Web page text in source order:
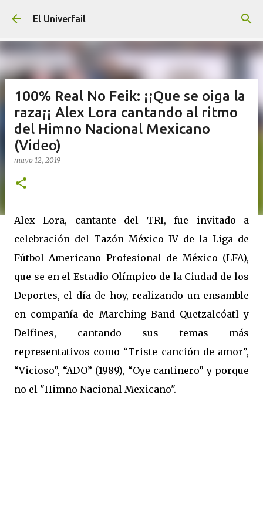
Ir al contenido principal
El Univerfail
100% Real No Feik: ¡¡Que se oiga la
raza¡¡ Alex Lora cantando al ritmo
del Himno Nacional Mexicano
(Video)
mayo 12, 2019
Alex Lora, cantante del TRI, fue invitado a
celebración del Tazón México IV de la Liga de
Fútbol Americano Profesional de México (LFA),
que se en el Estadio Olímpico de la Ciudad de los
Deportes, el día de hoy, realizando un ensamble
en compañía de Marching Band Quetzalcóatl y
Delfines, cantando sus temas más
representativos como “Triste canción de amor”,
“Vicioso”, “ADO” (1989), “Oye cantinero” y porque
no el "Himno Nacional Mexicano".